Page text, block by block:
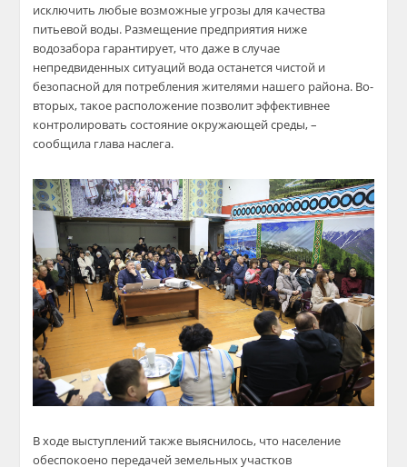
исключить любые возможные угрозы для качества
питьевой воды. Размещение предприятия ниже
водозабора гарантирует, что даже в случае
непредвиденных ситуаций вода останется чистой и
безопасной для потребления жителями нашего района. Во-
вторых, такое расположение позволит эффективнее
контролировать состояние окружающей среды, –
сообщила глава наслега.
В ходе выступлений также выяснилось, что население
обеспокоено передачей земельных участков